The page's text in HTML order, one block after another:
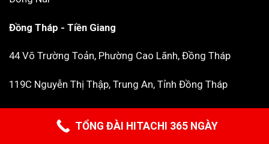
Đồng Tháp - Tiền Giang
44 Võ Trường Toản, Phường Cao Lãnh, Đồng Tháp
119C Nguyễn Thị Thập, Trung An, Tỉnh Đồng Tháp
TỔNG ĐÀI HITACHI 365 NGÀY